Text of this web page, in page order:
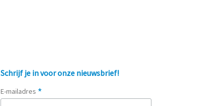
Schrijf je in voor onze nieuwsbrief!
E-mailadres *